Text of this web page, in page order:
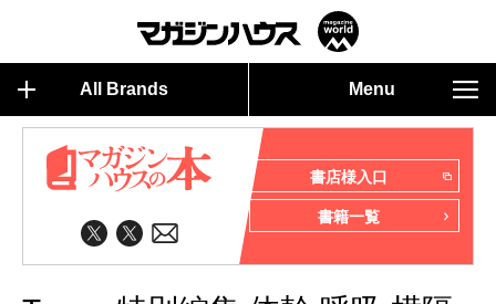
All Brands Menu
書店様入口
書籍一覧